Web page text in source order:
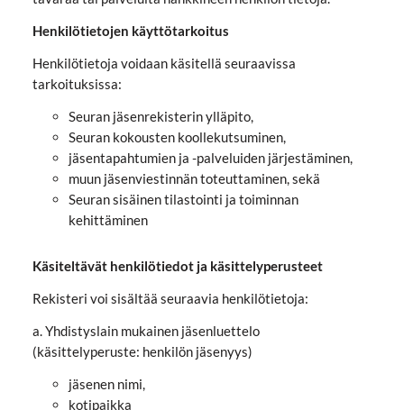
Henkilötietojen käyttötarkoitus
Henkilötietoja voidaan käsitellä seuraavissa
tarkoituksissa:
Seuran jäsenrekisterin ylläpito,
Seuran kokousten koollekutsuminen,
jäsentapahtumien ja -palveluiden järjestäminen,
muun jäsenviestinnän toteuttaminen, sekä
Seuran sisäinen tilastointi ja toiminnan
kehittäminen
Käsiteltävät henkilötiedot ja käsittelyperusteet
Rekisteri voi sisältää seuraavia henkilötietoja:
a. Yhdistyslain mukainen jäsenluettelo
(käsittelyperuste: henkilön jäsenyys)
jäsenen nimi,
kotipaikka